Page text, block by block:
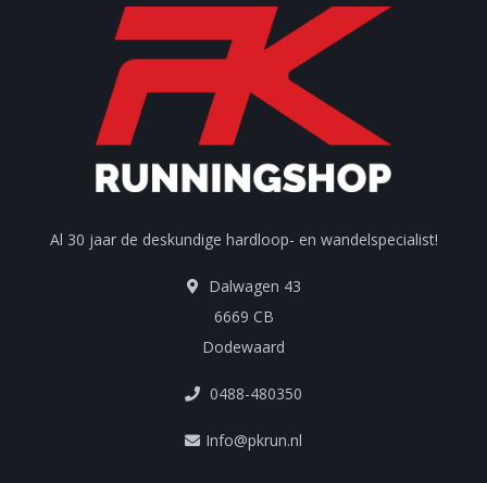
Al 30 jaar de deskundige hardloop- en wandelspecialist!
Dalwagen 43
6669 CB
Dodewaard
0488-480350
Info@pkrun.nl